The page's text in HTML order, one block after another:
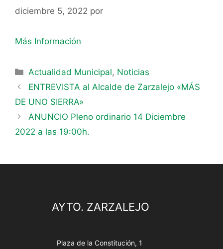
diciembre 5, 2022 por
Más Información
Actualidad Municipal, Noticias
ENTREVISTA al Alcalde de Zarzalejo «MÁS
DE UNO SIERRA»
ANUNCIO Pleno ordinario 14 Diciembre
2022 a las 19:00h.
AYTO. ZARZALEJO
Plaza de la Constitución, 1